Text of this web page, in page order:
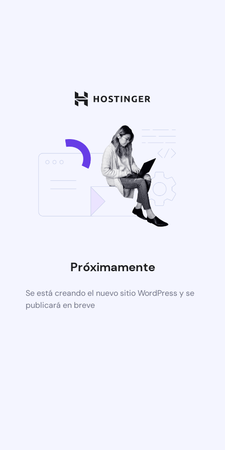
Próximamente
Se está creando el nuevo sitio WordPress y se
publicará en breve